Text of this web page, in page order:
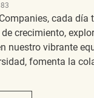
cada día
crecimiento,
nuestro vibrante
fomenta la